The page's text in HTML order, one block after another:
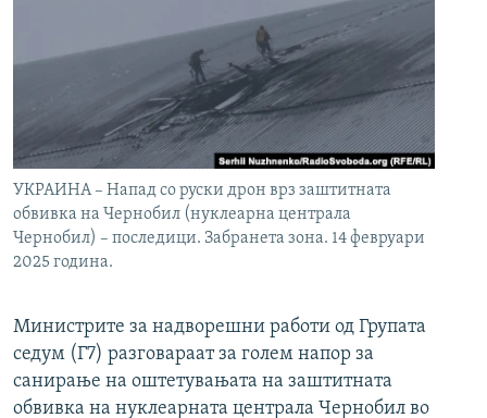
УКРАИНА – Напад со руски дрон врз заштитната
обвивка на Чернобил (нуклеарна централа
Чернобил) – последици. Забранета зона. 14 февруари
2025 година.
Министрите за надворешни работи од Групата
седум (Г7) разговараат за голем напор за
санирање на оштетувањата на заштитната
обвивка на нуклеарната централа Чернобил во